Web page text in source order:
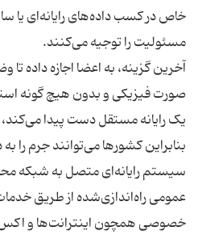
خاص در کسب داده‌های رایانه‌ای یا
آخرین گزینه، به اعضا اجازه داده
صورت فیزیکی و بدون هیچ گونه
بنابراین کشورها می‌توانند جرم را
سیستم رایانه‌ای متصل به شبکه
عمومی راه‌اندازی‌شده از طریق